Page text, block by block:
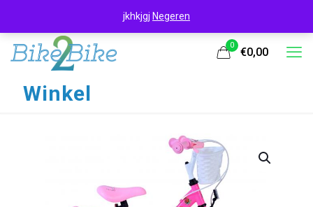
0
€0,00
Winkel
jkhkjgj Negeren